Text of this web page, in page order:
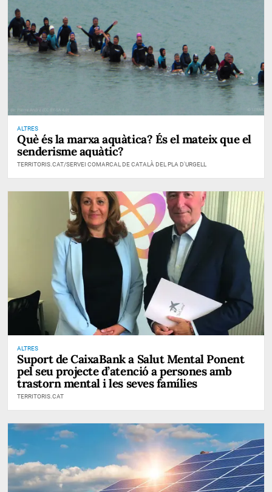
ALTRES
Què és la marxa aquàtica? És el mateix que el
senderisme aquàtic?
TERRITORIS.CAT/SERVEI COMARCAL DE CATALÀ DEL PLA D'URGELL
ALTRES
Suport de CaixaBank a Salut Mental Ponent
pel seu projecte d’atenció a persones amb
trastorn mental i les seves famílies
TERRITORIS.CAT